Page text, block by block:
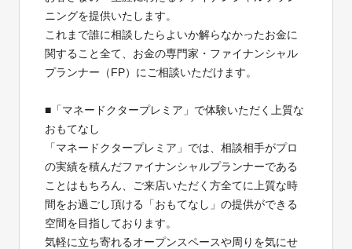
ニングを提供いたします。
これまで誰に相談したらよいか解らなかったお金に
関すること全て、お金の専門家・ファイナンシャル
プランナー（FP）にご相談いただけます。
■「マネードクタープレミア」で体験いただく上質な
おもてなし
「マネードクタープレミア」では、相談相手がプロ
の実績を積んだファイナンシャルプランナーである
ことはもちろん、ご来店いただく方全てに上質な時
間をお過ごし頂ける「おもてなし」の提供ができる
空間を目指しております。
気軽に立ち寄れるオープンスペースや周りを気にせ